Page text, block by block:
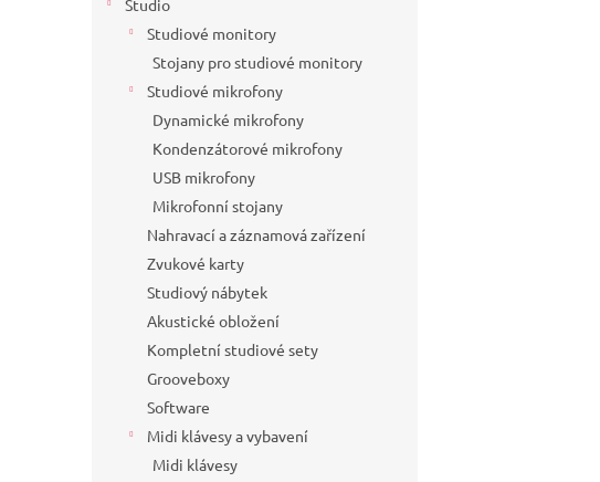
Studio
Studiové monitory
Stojany pro studiové monitory
Studiové mikrofony
Dynamické mikrofony
Kondenzátorové mikrofony
USB mikrofony
Mikrofonní stojany
Nahravací a záznamová zařízení
Zvukové karty
Studiový nábytek
Akustické obložení
Kompletní studiové sety
Grooveboxy
Software
Midi klávesy a vybavení
Midi klávesy